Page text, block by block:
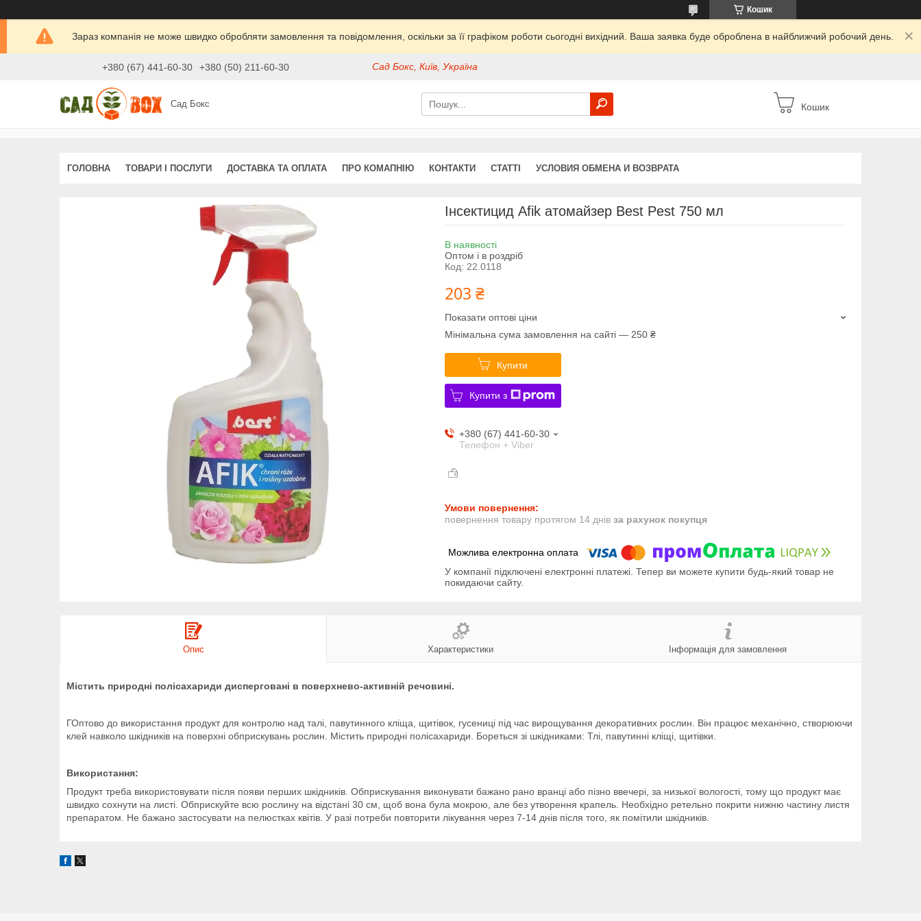
Кошик
Зараз компанія не може швидко обробляти замовлення та повідомлення, оскільки за її графіком роботи сьогодні вихідний. Ваша заявка буде оброблена в найближчий робочий день.
+380 (67) 441-60-30 +380 (50) 211-60-30 Сад Бокс, Київ, Україна
Сад Бокс Кошик
ГОЛОВНА ТОВАРИ І ПОСЛУГИ ДОСТАВКА ТА ОПЛАТА ПРО КОМАПНІЮ КОНТАКТИ СТАТТІ УСЛОВИЯ ОБМЕНА И ВОЗВРАТА
Інсектицид Afik атомайзер Best Pest 750 мл
В наявності
Оптом і в роздріб
Код: 22.0118
203 ₴
Показати оптові ціни
Мінімальна сума замовлення на сайті — 250 ₴
Купити
Купити з
+380 (67) 441-60-30
Телефон + Viber
повернення товару протягом 14 днів за рахунок покупця
У компанії підключені електронні платежі. Тепер ви можете купити будь-який товар не
покидаючи сайту.
Опис Характеристики Інформація для замовлення
Містить природні полісахариди дисперговані в поверхнево-активній речовині.
ГОптово до використання продукт для контролю над талі, павутинного кліща, щитівок, гусениці під час вирощування декоративних рослин. Він працює механічно, створюючи
клей навколо шкідників на поверхні обприскувань рослин. Містить природні полісахариди. Бореться зі шкідниками: Тлі, павутинні кліщі, щитівки.
Використання:
Продукт треба використовувати після появи перших шкідників. Обприскування виконувати бажано рано вранці або пізно ввечері, за низької вологості, тому що продукт має
швидко сохнути на листі. Обприскуйте всю рослину на відстані 30 см, щоб вона була мокрою, але без утворення крапель. Необхідно ретельно покрити нижню частину листя
препаратом. Не бажано застосувати на пелюстках квітів. У разі потреби повторити лікування через 7-14 днів після того, як помітили шкідників.